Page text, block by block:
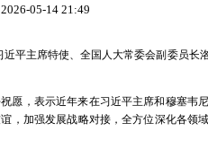
2026-05-14 21:49
平主席特使、全国人大常委会副委员长
愿，表示近年来在习近平主席和穆塞韦
，加强发展战略对接，全方位深化各领